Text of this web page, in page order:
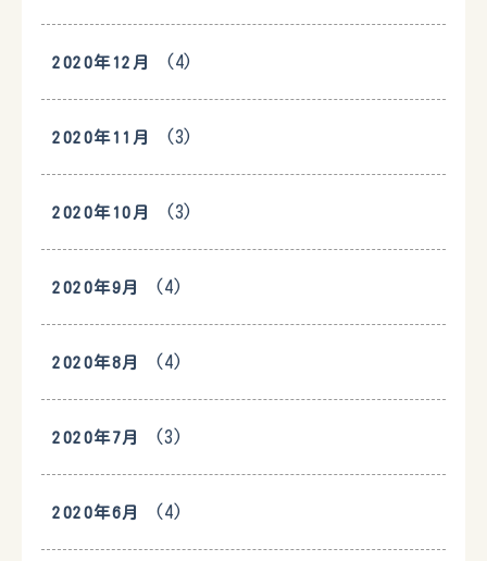
2020年12月 (4)
2020年11月 (3)
2020年10月 (3)
2020年9月 (4)
2020年8月 (4)
2020年7月 (3)
2020年6月 (4)